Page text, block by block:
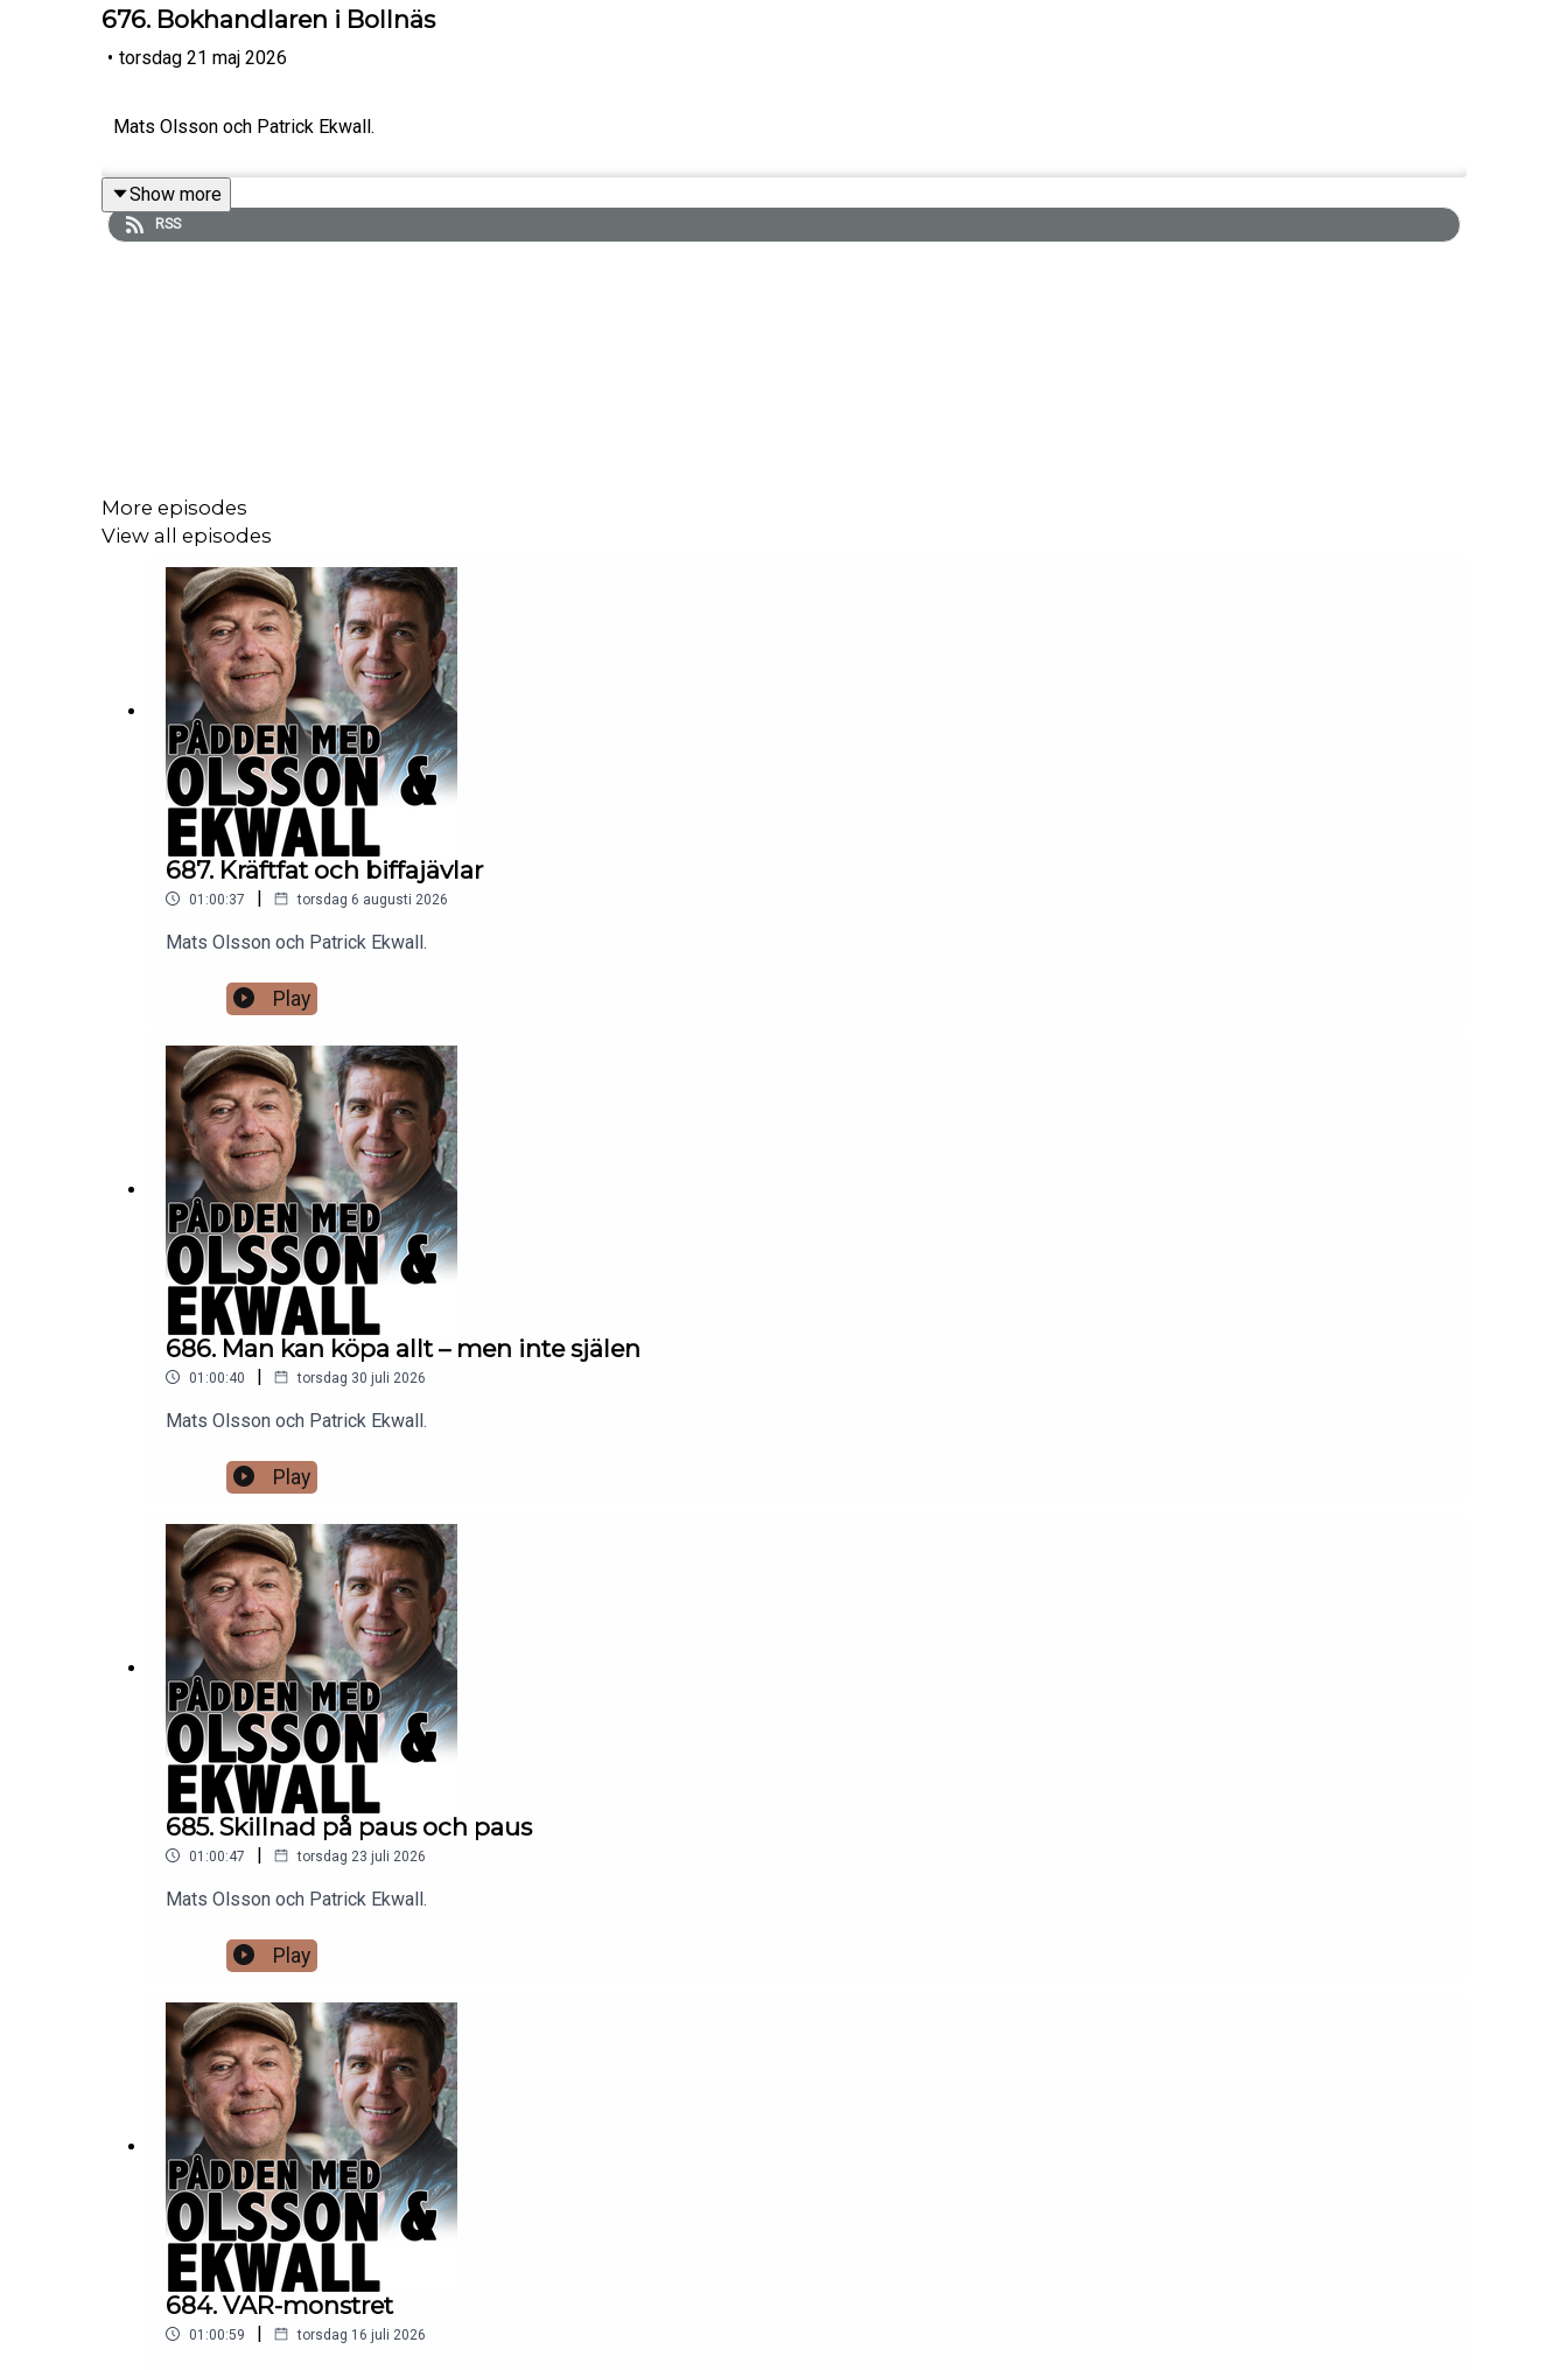
676. Bokhandlaren i Bollnäs
• torsdag 21 maj 2026
Mats Olsson och Patrick Ekwall.
Show more
RSS
More episodes
View all episodes
687. Kräftfat och biffajävlar
01:00:37 | torsdag 6 augusti 2026
Mats Olsson och Patrick Ekwall.
Play
686. Man kan köpa allt – men inte själen
01:00:40 | torsdag 30 juli 2026
Mats Olsson och Patrick Ekwall.
Play
685. Skillnad på paus och paus
01:00:47 | torsdag 23 juli 2026
Mats Olsson och Patrick Ekwall.
Play
684. VAR-monstret
01:00:59 | torsdag 16 juli 2026